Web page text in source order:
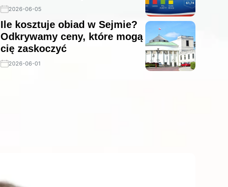
parlamencie
2026-06-05
Ile kosztuje obiad w Sejmie?
Odkrywamy ceny, które mogą
cię zaskoczyć
2026-06-01